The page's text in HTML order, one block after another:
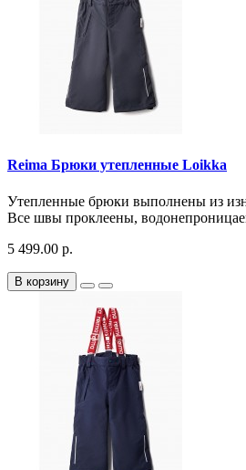
Reima Брюки утепленные Loikka
Утепленные брюки выполнены из
Все швы проклеены,
5 499.00 р.
В корзину